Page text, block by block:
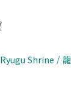
Ryugu Shrine /